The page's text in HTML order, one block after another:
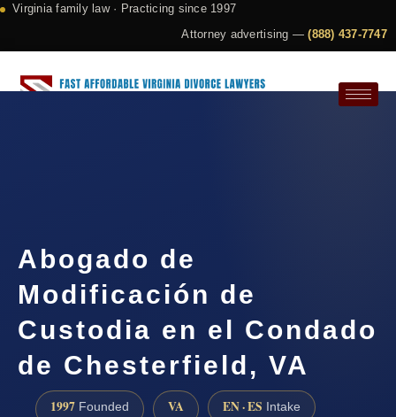
Virginia family law · Practicing since 1997
Attorney advertising —(888) 437-7747
Abogado de
Modificación de
Custodia en el Condado
de Chesterfield, VA
1997 Founded VA EN · ES Intake